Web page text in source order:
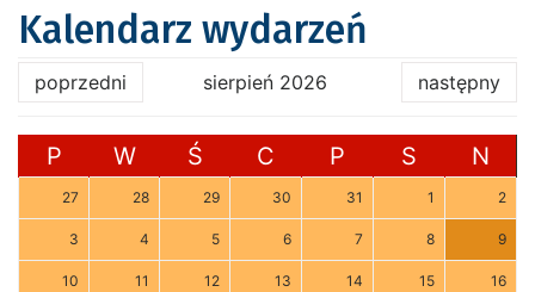
Kalendarz wydarzeń
poprzedni sierpień 2026 następny
P W Ś C P S N
27 28 29 30 31 1 2
3 4 5 6 7 8 9
10 11 12 13 14 15 16